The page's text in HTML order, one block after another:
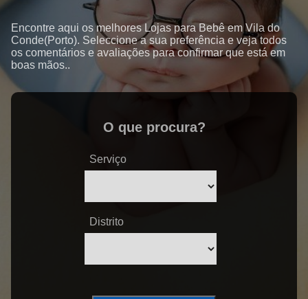
Encontre aqui os melhores Lojas para Bebê em Vila do
Conde(Porto). Seleccione a sua preferência e veja todos
os comentários e avaliações para confirmar que está em
boas mãos..
O que procura?
Serviço
Distrito